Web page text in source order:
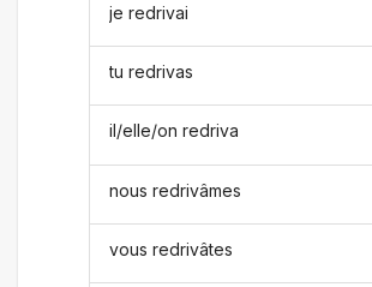
je redrivai
tu redrivas
il/elle/on redriva
nous redrivâmes
vous redrivâtes